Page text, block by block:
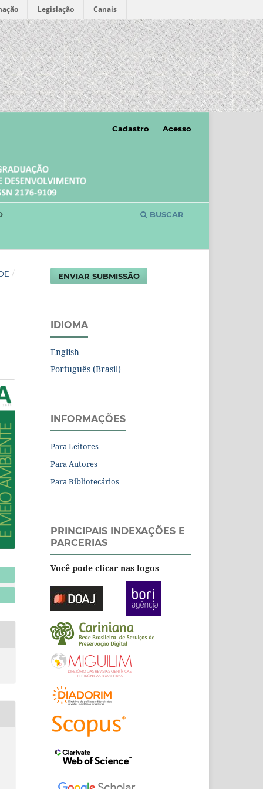
Legislação Canais
BUSCAR
Cadastro Acesso
/ ENVIAR SUBMISSÃO
IDIOMA
English
Português (Brasil)
INFORMAÇÕES
Para Leitores
Para Autores
Para Bibliotecários
PRINCIPAIS INDEXAÇÕES E
PARCERIAS
Você pode clicar nas logos